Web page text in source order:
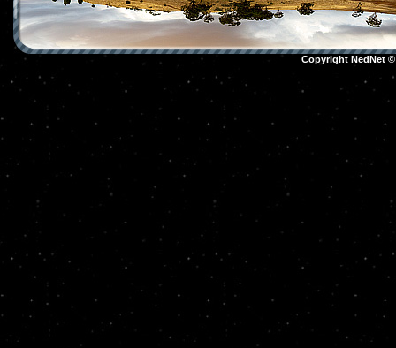
Copyright NedNet